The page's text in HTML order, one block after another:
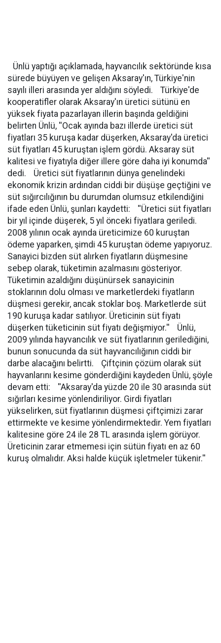
Ünlü yaptığı açıklamada, hayvancılık sektöründe kısa
sürede büyüyen ve gelişen Aksaray'ın, Türkiye'nin
sayılı illeri arasında yer aldığını söyledi. Türkiye'de
kooperatifler olarak Aksaray'ın üretici sütünü en
yüksek fiyata pazarlayan illerin başında geldiğini
belirten Ünlü, ''Ocak ayında bazı illerde üretici süt
fiyatları 35 kuruşa kadar düşerken, Aksaray'da üretici
süt fiyatları 45 kuruştan işlem gördü. Aksaray süt
kalitesi ve fiyatıyla diğer illere göre daha iyi konumda''
dedi. Üretici süt fiyatlarının dünya genelindeki
ekonomik krizin ardından ciddi bir düşüşe geçtiğini ve
süt sığırcılığının bu durumdan olumsuz etkilendiğini
ifade eden Ünlü, şunları kaydetti: ''Üretici süt fiyatları
bir yıl içinde düşerek, 5 yıl önceki fiyatlara geriledi.
2008 yılının ocak ayında üreticimize 60 kuruştan
ödeme yaparken, şimdi 45 kuruştan ödeme yapıyoruz.
Sanayici bizden süt alırken fiyatların düşmesine
sebep olarak, tüketimin azalmasını gösteriyor.
Tüketimin azaldığını düşünürsek sanayicinin
stoklarının dolu olması ve marketlerdeki fiyatların
düşmesi gerekir, ancak stoklar boş. Marketlerde süt
190 kuruşa kadar satılıyor. Üreticinin süt fiyatı
düşerken tüketicinin süt fiyatı değişmiyor.'' Ünlü,
2009 yılında hayvancılık ve süt fiyatlarının gerilediğini,
bunun sonucunda da süt hayvancılığının ciddi bir
darbe alacağını belirtti. Çiftçinin çözüm olarak süt
hayvanlarını kesime gönderdiğini kaydeden Ünlü, şöyle
devam etti: ''Aksaray'da yüzde 20 ile 30 arasında süt
sığırları kesime yönlendiriliyor. Girdi fiyatları
yükselirken, süt fiyatlarının düşmesi çiftçimizi zarar
ettirmekte ve kesime yönlendirmektedir. Yem fiyatları
kalitesine göre 24 ile 28 TL arasında işlem görüyor.
Üreticinin zarar etmemesi için sütün fiyatı en az 60
kuruş olmalıdır. Aksi halde küçük işletmeler tükenir.''